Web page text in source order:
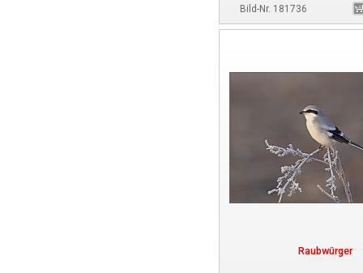
Bild-Nr. 181736
Raubwürger